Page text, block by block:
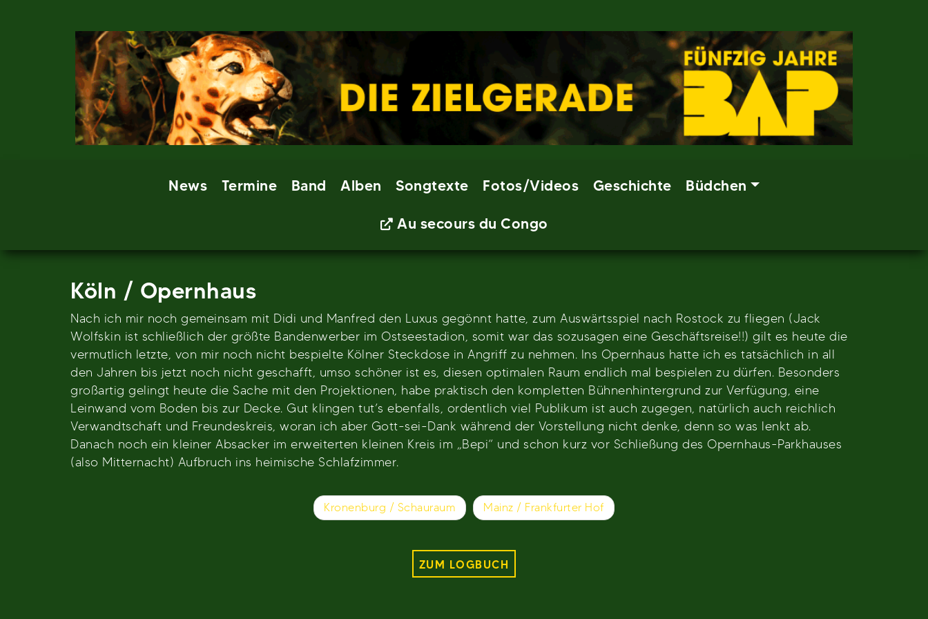
News Termine Band Alben Songtexte Fotos/Videos Geschichte Büdchen
Au secours du Congo
Köln / Opernhaus
Nach ich mir noch gemeinsam mit Didi und Manfred den Luxus gegönnt hatte, zum Auswärtsspiel nach Rostock zu fliegen (Jack
Wolfskin ist schließlich der größte Bandenwerber im Ostseestadion, somit war das sozusagen eine Geschäftsreise!!) gilt es heute die
vermutlich letzte, von mir noch nicht bespielte Kölner Steckdose in Angriff zu nehmen. Ins Opernhaus hatte ich es tatsächlich in all
den Jahren bis jetzt noch nicht geschafft, umso schöner ist es, diesen optimalen Raum endlich mal bespielen zu dürfen. Besonders
großartig gelingt heute die Sache mit den Projektionen, habe praktisch den kompletten Bühnenhintergrund zur Verfügung, eine
Leinwand vom Boden bis zur Decke. Gut klingen tut’s ebenfalls, ordentlich viel Publikum ist auch zugegen, natürlich auch reichlich
Verwandtschaft und Freundeskreis, woran ich aber Gott-sei-Dank während der Vorstellung nicht denke, denn so was lenkt ab.
Danach noch ein kleiner Absacker im erweiterten kleinen Kreis im „Bepi“ und schon kurz vor Schließung des Opernhaus-Parkhauses
(also Mitternacht) Aufbruch ins heimische Schlafzimmer.
Kronenburg / Schauraum Mainz / Frankfurter Hof
ZUM LOGBUCH